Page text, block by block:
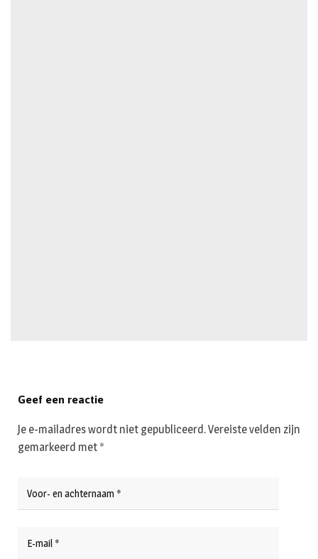
Geef een reactie
Je e-mailadres wordt niet gepubliceerd.Vereiste velden zijn
gemarkeerd met *